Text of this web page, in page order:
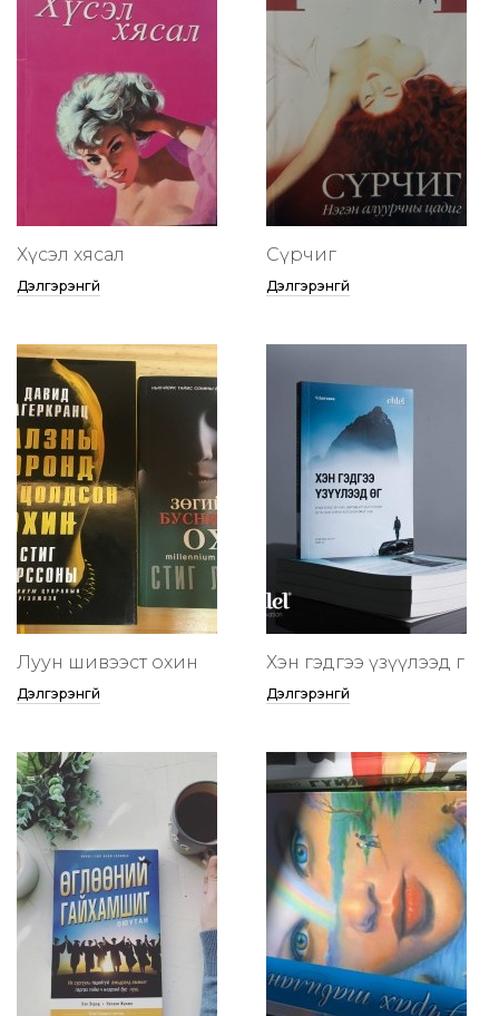
Хүсэл хясал
Дэлгэрэнгүй
Сүрчиг
Дэлгэрэнгүй
Луун шивээст охин
Дэлгэрэнгүй
Хэн гэдгээ үзүүлээд өг
Дэлгэрэнгүй